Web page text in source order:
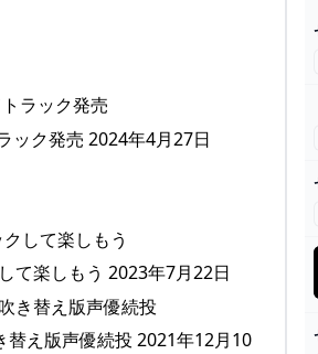
ック発売 2024年4月27日
て楽しもう 2023年7月22日
替え版声優続投 2021年12月10